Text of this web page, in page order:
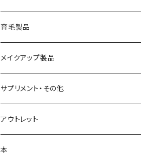
乳液
クリーム
日焼け止め
シャンプー・リンス
コラージュフルフル泡石鹸
アクセーヌ
キュアデイズ
育毛製品
まつ毛美容液
メイクアップ製品
ビューティフルスキン
サプリメント・その他
飲む日焼け止め
髪の毛サプリ
アウトレット
本